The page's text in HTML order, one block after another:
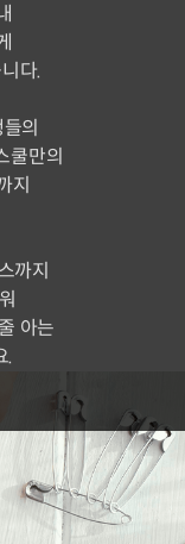
다.
의
쿨만의
지
까지
아는
.
포함하여